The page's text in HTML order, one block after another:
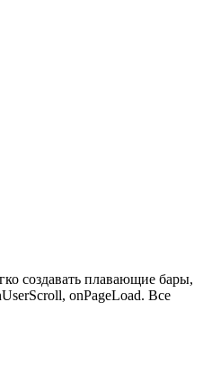
создавать плавающие бары,
onPageLoad. Все